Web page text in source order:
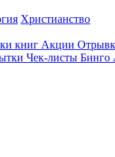
Христианство
книг Акции
Чек-листы Бинго